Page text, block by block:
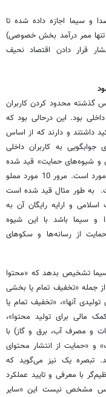
سیما اجازه داده شده تا
تبلیغات (یعنی تنها ممر درآمد بخش خصوصی)
قرار دادن اقتصاد نحیف
گذشته محدود کردن کاربران
بود. این درحالی بود که
داشتند و دارند که از اساس
به کاربران داخلی
و شیوه‌های حمایت» قید شده
است که حمایت‌های موضوع این قانون شامل 10 مورد است. مرور 10 مورد مملو
به ‌طور مثال قید شده است
و ارایه رایگان آن به
سیما باشد با این شیوه
از رسانه‌ها و سکوهای
تشخیص بدهد که «محتوا
جمله «تخفیف تمام یا بخشی
آنها»، «تخفیف تمام یا
مالی برای تولید محتوا»،
و مصرف آب، برق و گاز) با
پیشرفت» و «حمایت از انتشار محتوای
تبصره یک نیز می‌گوید که
با معرفی و تایید عملکرد
مشخص نیست این «سایر